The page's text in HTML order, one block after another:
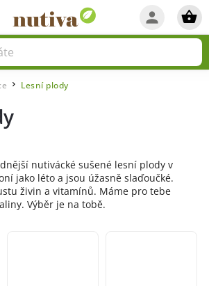
/ Lesní plody
nutivácké sušené lesní plody v
jako léto a jsou úžasně slaďoučké.
živin a vitamínů. Máme pro tebe
Výběr je na tobě.